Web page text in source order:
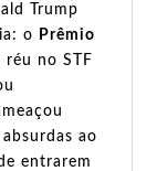
Trump
o
Prêmio
no STF
ao
entrarem